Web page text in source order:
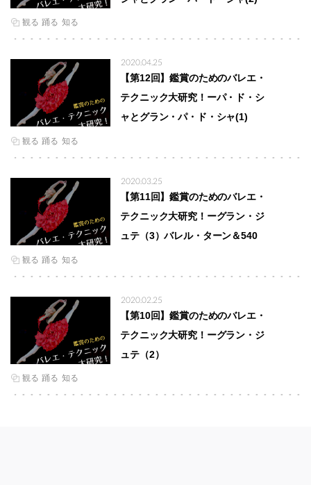
観る 踊る 知る
観る 踊る 知る
2020.04.25
【第12回】鑑賞のためのバレエ・
テクニック大研究！ーパ・ド・シ
ャとグラン・パ・ド・シャ(1)
観る 踊る 知る
2020.03.25
【第11回】鑑賞のためのバレエ・
テクニック大研究！ーグラン・ジ
ュテ（3）バレル・ターン＆540
観る 踊る 知る
2020.02.25
【第10回】鑑賞のためのバレエ・
テクニック大研究！ーグラン・ジ
ュテ（2）